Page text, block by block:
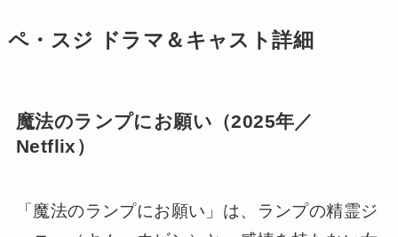
ペ・スジ ドラマ＆キャスト詳細
魔法のランプにお願い（2025年／
Netflix）
「魔法のランプにお願い」は、ランプの精霊ジ